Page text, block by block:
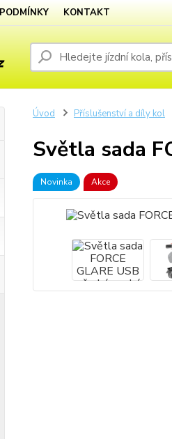
KONTAKT
Úvod Příslušenství a díly kol
Světla sada
Novinka Akce